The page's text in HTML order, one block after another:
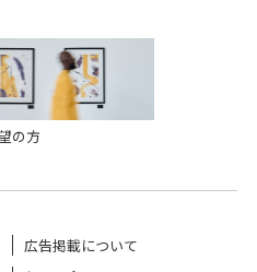
の方
広告掲載について